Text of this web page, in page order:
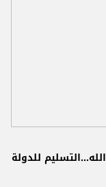
للدولة